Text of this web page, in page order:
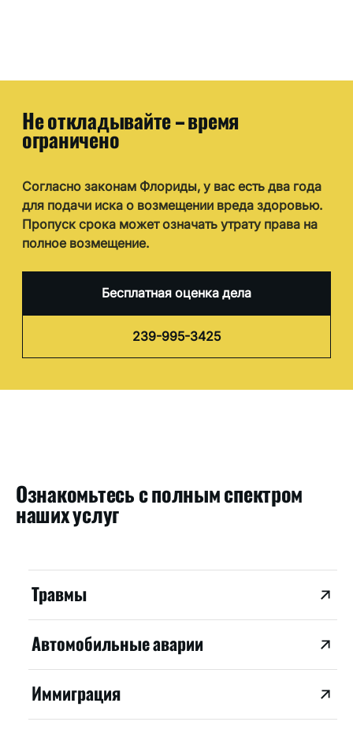
Не откладывайте – время
ограничено
Согласно законам Флориды, у вас есть два года
для подачи иска о возмещении вреда здоровью.
Пропуск срока может означать утрату права на
полное возмещение.
Бесплатная оценка дела
239-995-3425
Ознакомьтесь с полным спектром
наших услуг
Травмы
Автомобильные аварии
Иммиграция